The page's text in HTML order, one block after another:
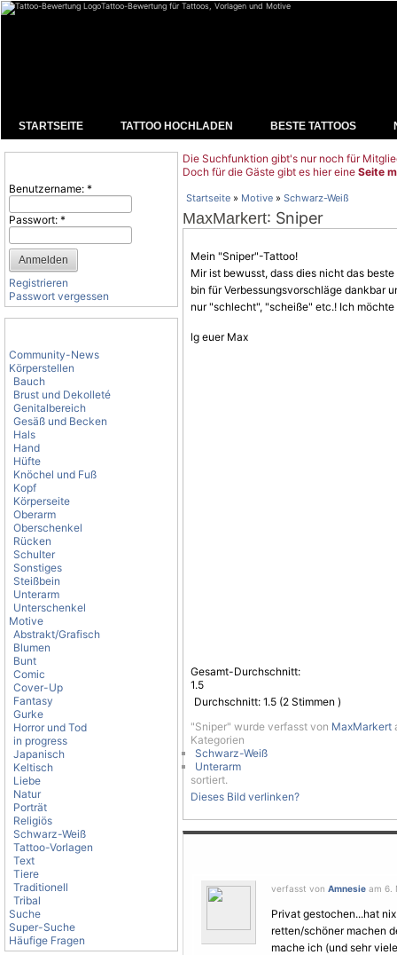
Tattoo-Bewertung für Tattoos, Vorlagen und Motive
STARTSEITE TATTOO HOCHLADEN BESTE TATTOOS
Benutzername: *
Passwort: *
Registrieren
Passwort vergessen
Community-News
Körperstellen
Bauch
Brust und Dekolleté
Genitalbereich
Gesäß und Becken
Hals
Hand
Hüfte
Knöchel und Fuß
Kopf
Körperseite
Oberarm
Oberschenkel
Rücken
Schulter
Sonstiges
Steißbein
Unterarm
Unterschenkel
Motive
Abstrakt/Grafisch
Blumen
Bunt
Comic
Cover-Up
Fantasy
Gurke
Horror und Tod
in progress
Japanisch
Keltisch
Liebe
Natur
Porträt
Religiös
Schwarz-Weiß
Tattoo-Vorlagen
Text
Tiere
Traditionell
Tribal
Suche
Super-Suche
Häufige Fragen
Die Suchfunktion gibt's nur noch für
Doch für die Gäste gibt es hier eine Seite
Startseite » Motive » Schwarz-Weiß
MaxMarkert: Sniper
Mein "Sniper"-Tattoo!
Mir ist bewusst, dass dies nicht das
bin für Verbessungsvorschläge dankbar
nur "schlecht", "scheiße" etc.! Ich
lg euer Max
Gesamt-Durchschnitt:
1.5
Durchschnitt: 1.5 (2 Stimmen )
"Sniper" wurde verfasst von MaxMarkert
Kategorien
Schwarz-Weiß
Unterarm
sortiert.
Dieses Bild verlinken?
verfasst von Amnesie am 6.
Privat gestochen...hat
retten/schöner machen
mache ich (und sehr